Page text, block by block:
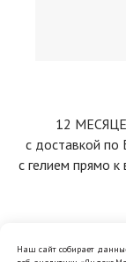
12
с доставкой
с гелием прямо
Наш сайт собирает